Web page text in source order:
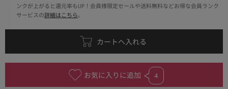
ンクが上がると還元率もUP！会員様限定セールや送料無料などお得な会員ランク
サービスの詳細はこちら。
お気に入りに追加 4